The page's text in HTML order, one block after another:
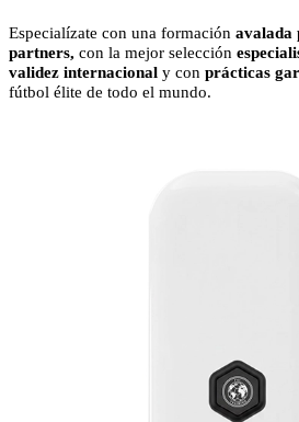
Especialízate con una formación avalada
partners, con la mejor selección
validez internacional y con prácticas
fútbol élite de todo el mundo.